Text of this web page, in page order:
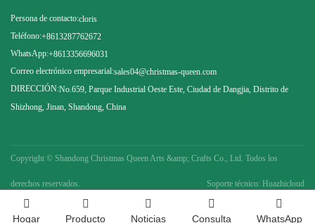
Persona de contacto:cloris
Teléfono:+8613287762672
WhatsApp:+8613356696031
Correo electrónico empresarial:sales04@christmas-queen.com
DIRECCIÓN:No.659, Parque Industrial Oeste Este, Ciudad de Dangjia, Distrito de
Shizhong, Jinan, Shandong, China
Copyright © Shandong Christmas Queen Arts &amp; Crafts Co., Ltd. Todos los
derechos reservados. Soporte técnico: Huazhicloud
Hogar Producto Noticias Consulta WhatsApp